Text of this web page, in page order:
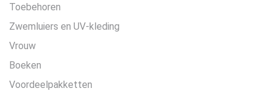
Toebehoren
Zwemluiers en UV-kleding
Vrouw
Boeken
Voordeelpakketten